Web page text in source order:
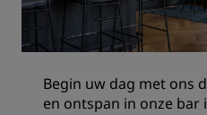
Begin uw dag met ons
en ontspan in onze bar